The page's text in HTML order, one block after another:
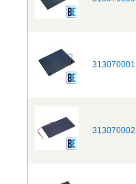
313070001
313070002